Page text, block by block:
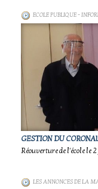
ECOLE PUBLIQUE -
GESTION DU
Réouverture de l'école le
LES ANNONCES DE LA